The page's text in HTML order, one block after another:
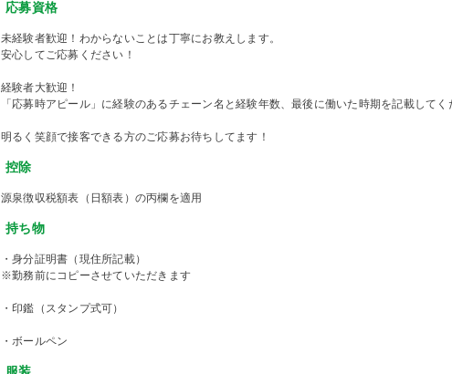
応募資格
未経験者歓迎！わからないことは丁寧にお教えします。
安心してご応募ください！
経験者大歓迎！
「応募時アピール」に経験のあるチェーン名と経験年数、最後に働いた時期を記載してく
明るく笑顔で接客できる方のご応募お待ちしてます！
控除
源泉徴収税額表（日額表）の丙欄を適用
持ち物
・身分証明書（現住所記載）
※勤務前にコピーさせていただきます
・印鑑（スタンプ式可）
・ボールペン